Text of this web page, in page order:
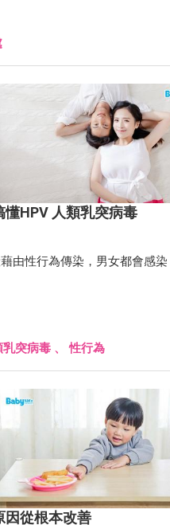
HPV 人類乳突病毒
由性行為傳染，男女都會感染
乳突病毒 、性行為
因從根本改善